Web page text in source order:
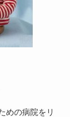
めの病院をリ